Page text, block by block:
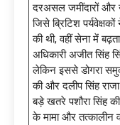
दरअसल जमींदारों और
जिसे ब्रिटिश
की थी, वहीं सेना में
अधिकारी अजीत सिंह
लेकिन इससे डोगरा
की और दलीप सिंह
बड़े खतरे पशौरा सिंह
के मामा और तत्कालीन